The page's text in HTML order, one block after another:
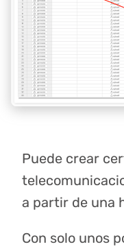
Puede crear
a partir de una
Con solo unos